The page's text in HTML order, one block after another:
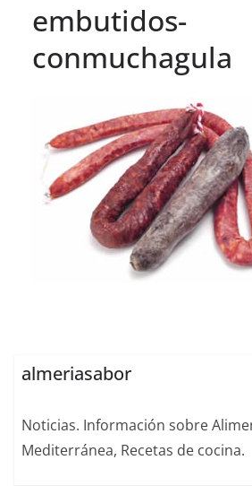
embutidos-
conmuchagula
almeriasabor
Noticias. Información sobre
Mediterránea, Recetas de cocina.